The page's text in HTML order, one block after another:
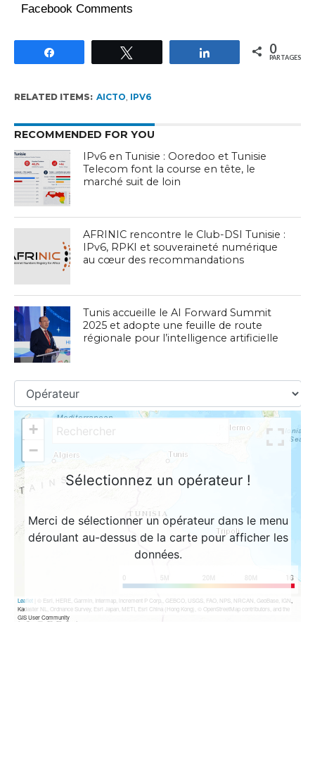
Facebook Comments
Partagez 0
PARTAGES
RELATED ITEMS: AICTO, IPV6
RECOMMENDED FOR YOU
IPv6 en Tunisie : Ooredoo et Tunisie
Telecom font la course en tête, le
marché suit de loin
AFRINIC rencontre le Club-DSI Tunisie :
IPv6, RPKI et souveraineté numérique
au cœur des recommandations
Tunis accueille le AI Forward Summit
2025 et adopte une feuille de route
régionale pour l’intelligence artificielle